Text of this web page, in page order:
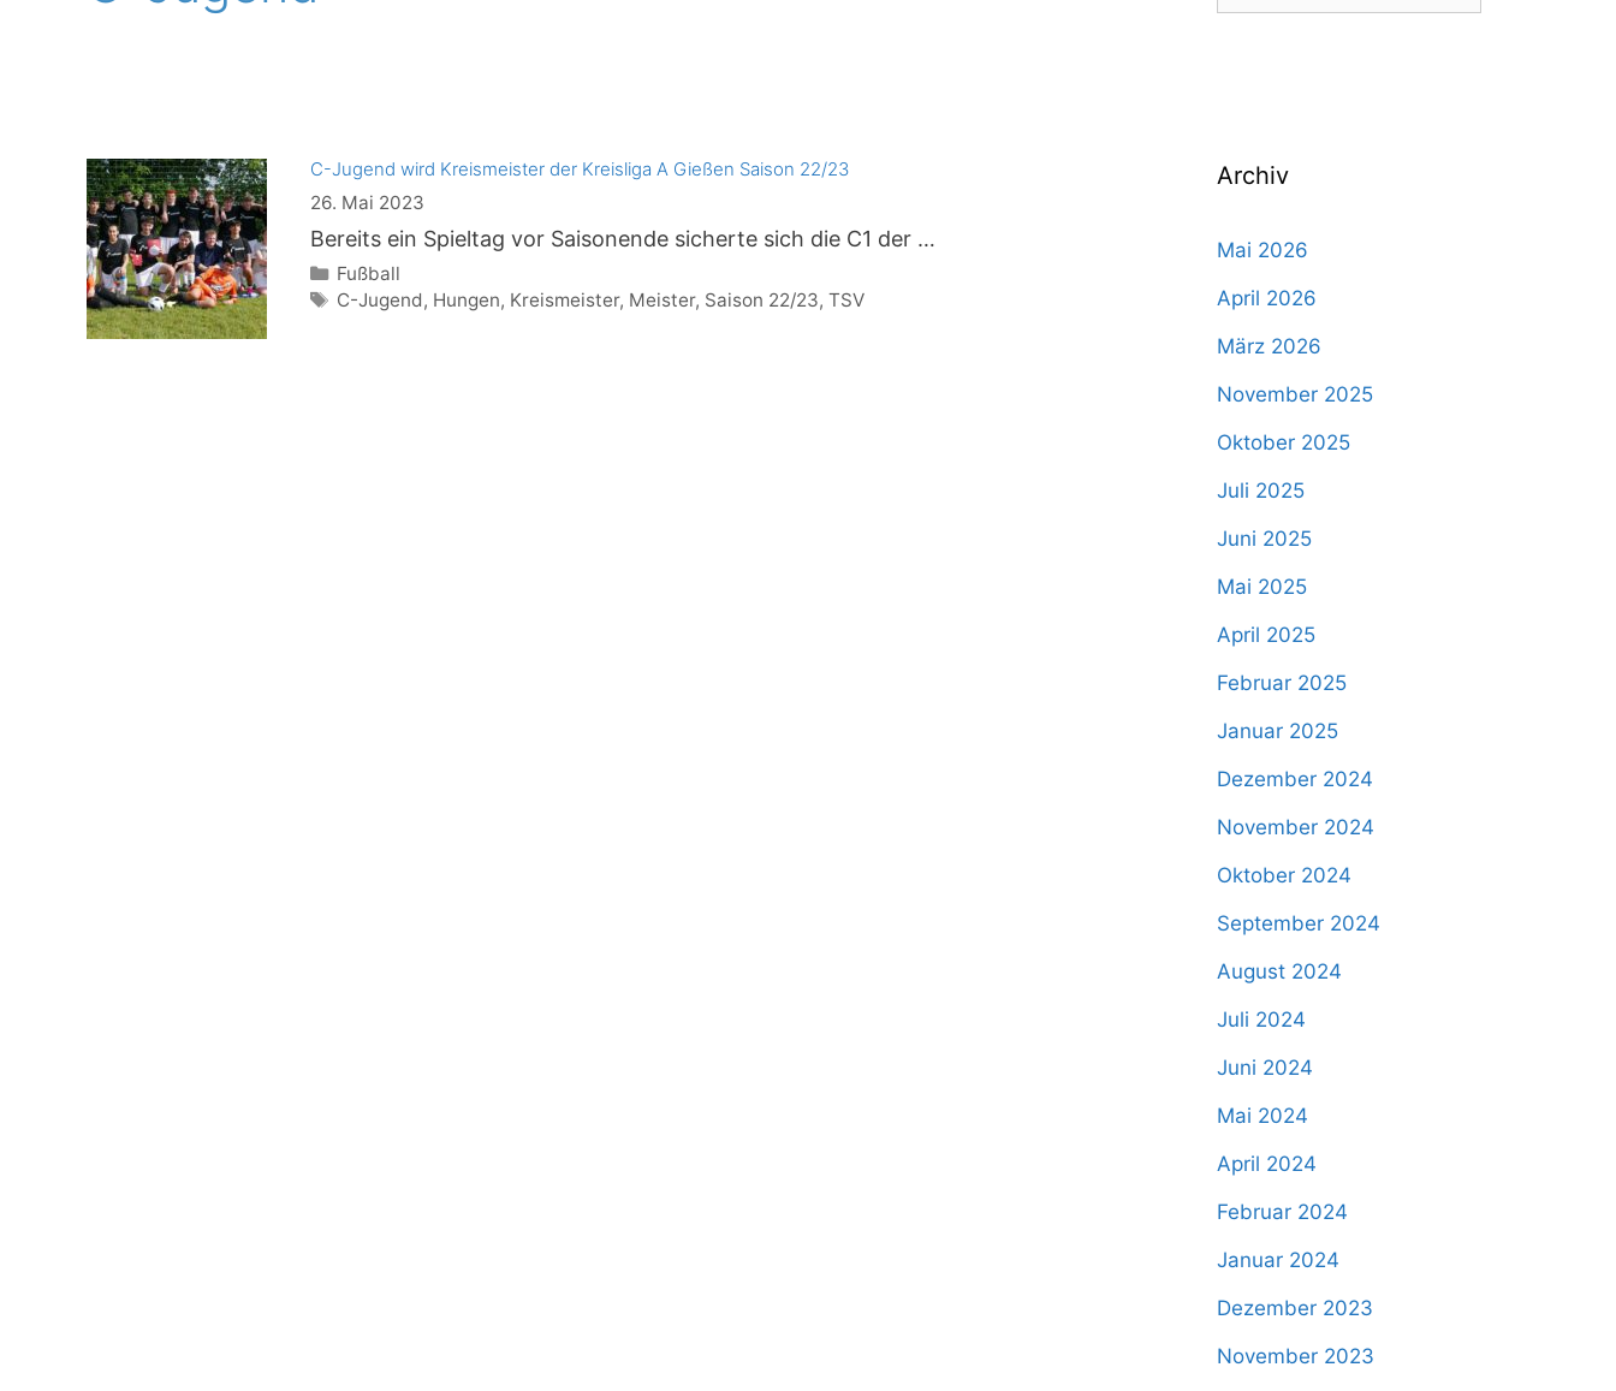
C-Jugend wird Kreismeister der Kreisliga A Gießen Saison 22/23
26. Mai 2023
Bereits ein Spieltag vor Saisonende sicherte sich die C1 der …
Kategorien
Fußball
Schlagwörter
C-Jugend, Hungen, Kreismeister, Meister, Saison 22/23,TSV
nach:
Archiv
Mai 2026
April 2026
März 2026
November 2025
Oktober 2025
Juli 2025
Juni 2025
Mai 2025
April 2025
Februar 2025
Januar 2025
Dezember 2024
November 2024
Oktober 2024
September 2024
August 2024
Juli 2024
Juni 2024
Mai 2024
April 2024
Februar 2024
Januar 2024
Dezember 2023
November 2023